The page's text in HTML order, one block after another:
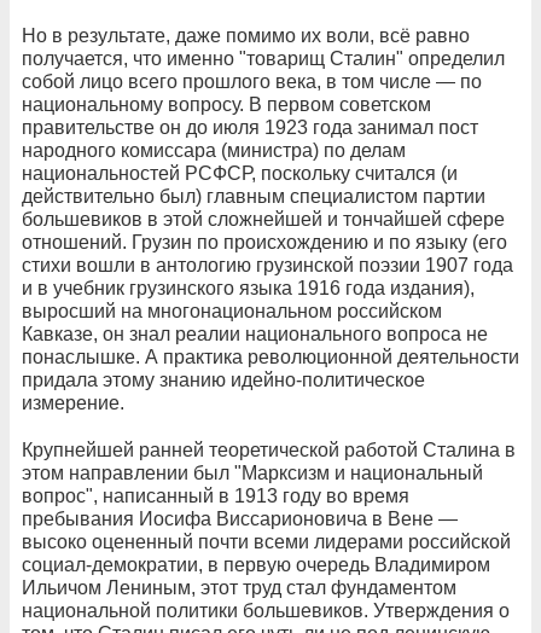
Но в результате, даже помимо их воли, всё равно
получается, что именно "товарищ Сталин" определил
собой лицо всего прошлого века, в том числе — по
национальному вопросу. В первом советском
правительстве он до июля 1923 года занимал пост
народного комиссара (министра) по делам
национальностей РСФСР, поскольку считался (и
действительно был) главным специалистом партии
большевиков в этой сложнейшей и тончайшей сфере
отношений. Грузин по происхождению и по языку (его
стихи вошли в антологию грузинской поэзии 1907 года
и в учебник грузинского языка 1916 года издания),
выросший на многонациональном российском
Кавказе, он знал реалии национального вопроса не
понаслышке. А практика революционной деятельности
придала этому знанию идейно-политическое
измерение.
Крупнейшей ранней теоретической работой Сталина в
этом направлении был "Марксизм и национальный
вопрос", написанный в 1913 году во время
пребывания Иосифа Виссарионовича в Вене —
высоко оцененный почти всеми лидерами российской
социал-демократии, в первую очередь Владимиром
Ильичом Лениным, этот труд стал фундаментом
национальной политики большевиков. Утверждения о